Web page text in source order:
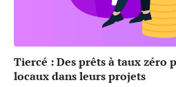
Tiercé : Des prêts à taux
locaux dans leurs projets